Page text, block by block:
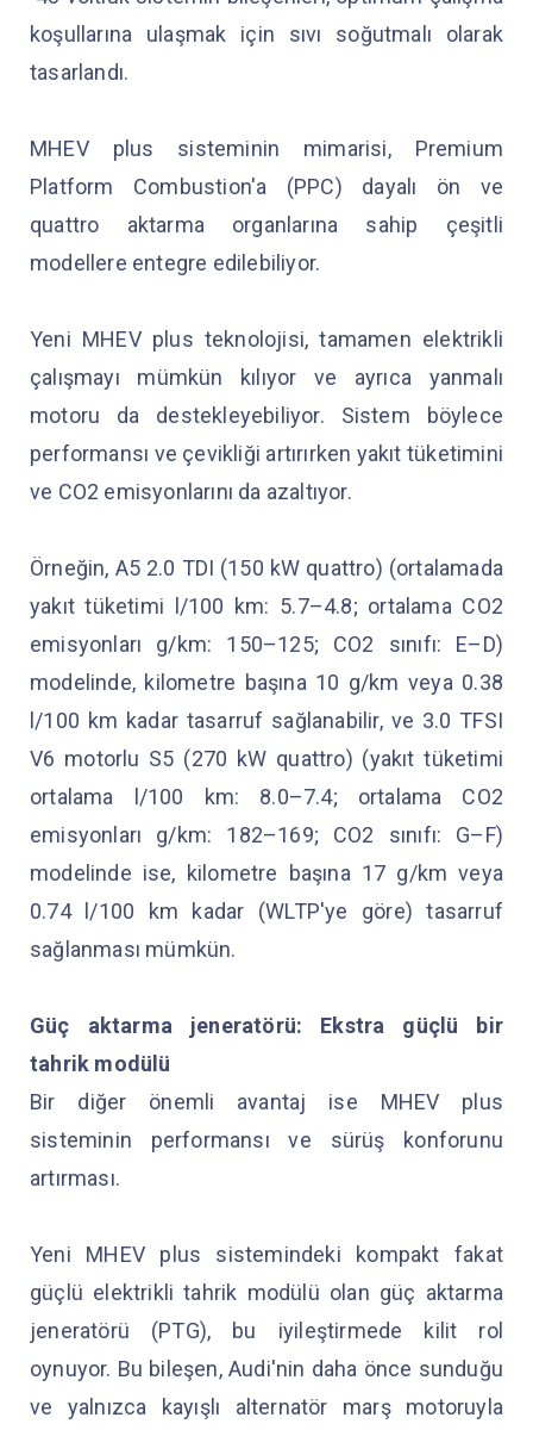
koşullarına ulaşmak için sıvı soğutmalı olarak
tasarlandı.
MHEV plus sisteminin mimarisi, Premium
Platform Combustion'a (PPC) dayalı ön ve
quattro aktarma organlarına sahip çeşitli
modellere entegre edilebiliyor.
Yeni MHEV plus teknolojisi, tamamen elektrikli
çalışmayı mümkün kılıyor ve ayrıca yanmalı
motoru da destekleyebiliyor. Sistem böylece
performansı ve çevikliği artırırken yakıt tüketimini
ve CO2 emisyonlarını da azaltıyor.
Örneğin, A5 2.0 TDI (150 kW quattro) (ortalamada
yakıt tüketimi l/100 km: 5.7–4.8; ortalama CO2
emisyonları g/km: 150–125; CO2 sınıfı: E–D)
modelinde, kilometre başına 10 g/km veya 0.38
l/100 km kadar tasarruf sağlanabilir, ve 3.0 TFSI
V6 motorlu S5 (270 kW quattro) (yakıt tüketimi
ortalama l/100 km: 8.0–7.4; ortalama CO2
emisyonları g/km: 182–169; CO2 sınıfı: G–F)
modelinde ise, kilometre başına 17 g/km veya
0.74 l/100 km kadar (WLTP'ye göre) tasarruf
sağlanması mümkün.
Güç aktarma jeneratörü: Ekstra güçlü bir
tahrik modülü
Bir diğer önemli avantaj ise MHEV plus
sisteminin performansı ve sürüş konforunu
artırması.
Yeni MHEV plus sistemindeki kompakt fakat
güçlü elektrikli tahrik modülü olan güç aktarma
jeneratörü (PTG), bu iyileştirmede kilit rol
oynuyor. Bu bileşen, Audi'nin daha önce sunduğu
ve yalnızca kayışlı alternatör marş motoruyla